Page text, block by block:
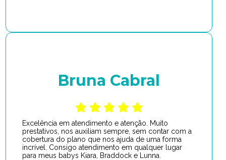
Bruna Cabral
Excelência em atendimento e atenção. Muito
prestativos, nos auxiliam sempre, sem contar com a
cobertura do plano que nos ajuda de uma forma
incrível. Consigo atendimento em qualquer lugar
para meus babys Kiara, Braddock e Lunna.